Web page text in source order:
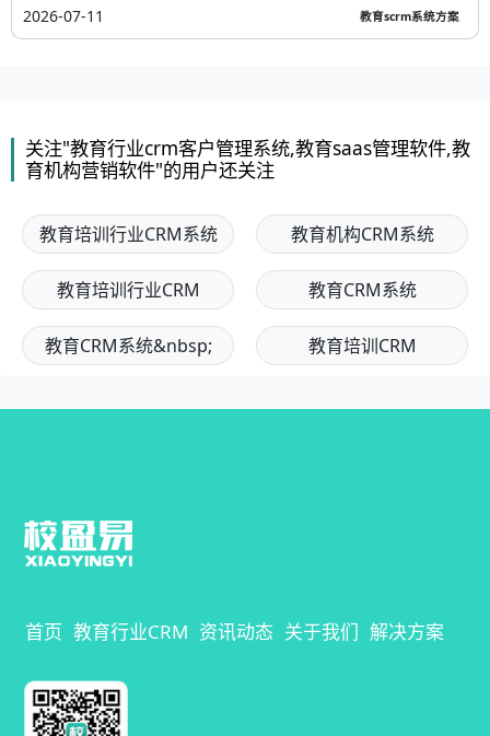
2026-07-11
教育scrm系统方案
关注"教育行业crm客户管理系统,教育saas管理软件,教
育机构营销软件"的用户还关注
教育培训行业CRM系统 教育机构CRM系统
教育培训行业CRM 教育CRM系统
教育CRM系统&nbsp; 教育培训CRM
首页 教育行业CRM 资讯动态 关于我们 解决方案